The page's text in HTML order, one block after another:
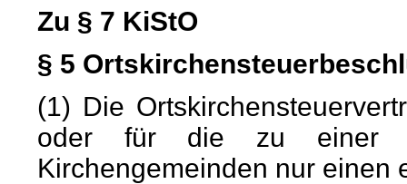
Zu § 7 KiStO
§ 5
(1) Die
oder für die zu einer
Kirchengemeinden nur einen